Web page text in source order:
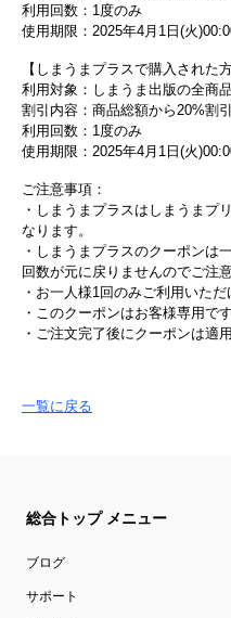
利用回数：1度のみ
使用期限：2025年4月1日(火
【しまうまプラスで購入された方
利用対象：しまうま出版の全商品
割引内容：商品総額から20%割引
利用回数：1度のみ
使用期限：2025年4月1日(火
ご注意事項：
・しまうまプラスはしまうまプ
なります。
・しまうまプラスのクーポンは
回数が元に戻りませんのでご注
・お一人様1回のみご利用いただ
・このクーポンはお客様専用で
・ご注文完了後にクーポンは適
一覧に戻る
総合トップ メニュー
ブログ
サポート